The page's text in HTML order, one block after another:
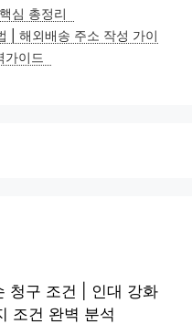
심 총정리
| 해외배송 주소 작성 가이
가이드
청구 조건 | 인대 강화
조건 완벽 분석